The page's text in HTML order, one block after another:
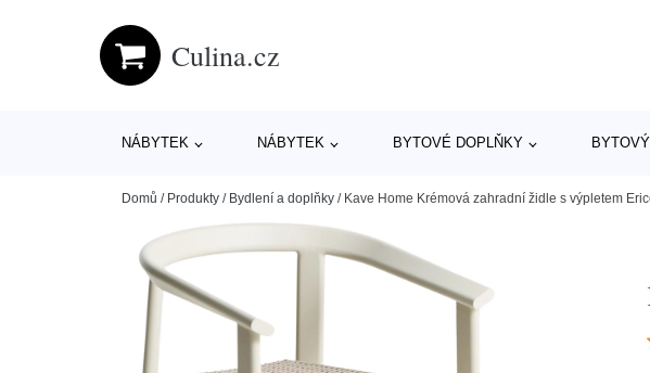
Culina.cz
NÁBYTEK NÁBYTEK BYTOVÉ DOPLŇKY
Domů / Produkty / Bydlení a doplňky / Kave Home Krémová zahradní židle s výpletem